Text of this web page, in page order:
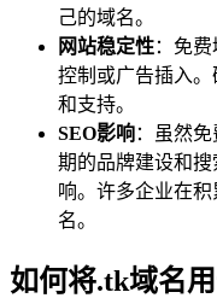
己的域名。
网站稳定性：免
控制或广告插入
和支持。
SEO影响：虽然
期的品牌建设和
响。许多企业在
名。
如何将.tk域名用